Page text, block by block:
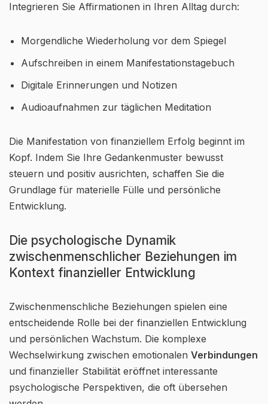
Integrieren Sie Affirmationen in Ihren Alltag durch:
Morgendliche Wiederholung vor dem Spiegel
Aufschreiben in einem Manifestationstagebuch
Digitale Erinnerungen und Notizen
Audioaufnahmen zur täglichen Meditation
Die Manifestation von finanziellem Erfolg beginnt im
Kopf. Indem Sie Ihre Gedankenmuster bewusst
steuern und positiv ausrichten, schaffen Sie die
Grundlage für materielle Fülle und persönliche
Entwicklung.
Die psychologische Dynamik
zwischenmenschlicher Beziehungen im
Kontext finanzieller Entwicklung
Zwischenmenschliche Beziehungen spielen eine
entscheidende Rolle bei der finanziellen Entwicklung
und persönlichen Wachstum. Die komplexe
Wechselwirkung zwischen emotionalen Verbindungen
und finanzieller Stabilität eröffnet interessante
psychologische Perspektiven, die oft übersehen